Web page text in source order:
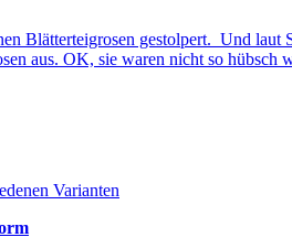
Blätterteigrosen gestolpert. Und laut
aus. OK, sie waren nicht so
Varianten